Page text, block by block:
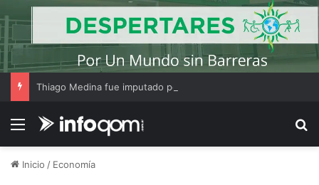
Menú
Inicio / Economía